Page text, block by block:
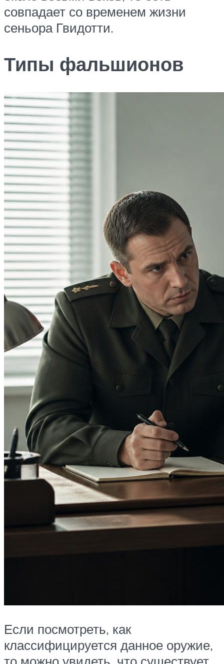
совпадает со временем жизни
сеньора Гвидотти.
Типы фальшионов
Если посмотреть, как
классифицируется данное оружие,